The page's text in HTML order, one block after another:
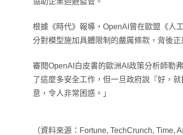
根據《時代》報導，OpenAI曾在歐盟《人
分對模型施加具體限制的嚴厲條款，背後
審閱OpenAI白皮書的歐洲AI政策分析師勒
了這麼多安全工作，但一旦政府說『好，
意，令人非常困惑。」
（資料來源：Fortune, TechCrunch, Time,